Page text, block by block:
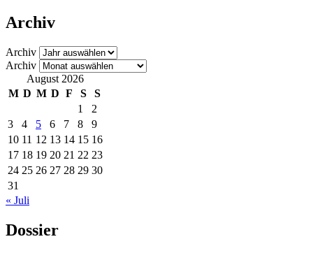
Archiv
Archiv
Archiv
August 2026
M D M D F S
S
1
2
3
4 5 6 7 8
9
10 11 12 13 14 15 16
17 18 19 20 21 22 23
24 25 26 27 28 29 30
31
« Juli
Dossier